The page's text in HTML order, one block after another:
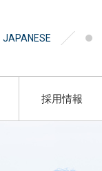
JAPANESE
採用情報